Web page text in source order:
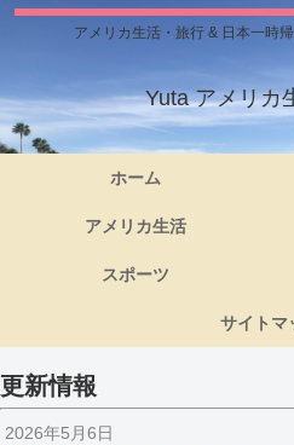
アメリカ生活・旅行 & 日本一時
Yuta アメリカ
ホーム
アメリカ生活
スポーツ
サイトマ
更新情報
2026年5月6日